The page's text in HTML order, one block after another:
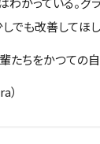
でも改善してほ
ちをかつての自
）